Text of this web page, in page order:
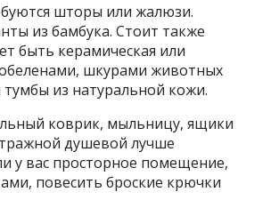
шторы или жалюзи.
из бамбука. Стоит также
быть керамическая или
шкурами животных
из натуральной кожи.
коврик, мыльницу, ящики
душевой лучше
у вас просторное помещение,
повесить броские крючки